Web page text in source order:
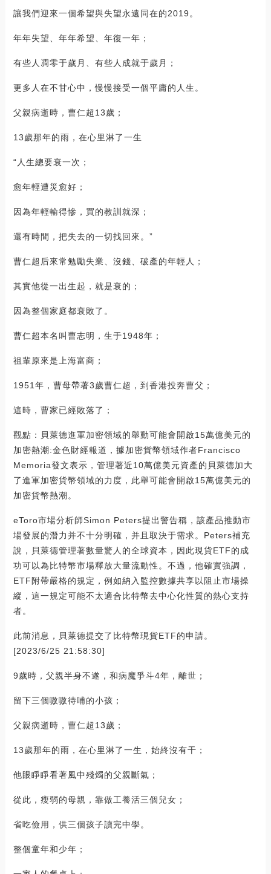
讓我們迎來一個希望與失望永遠同在的2019。
年年失望、年年希望、年復一年；
有些人凋零于歲月、有些人成就于歲月；
更多人在不甘心中，慢慢接受一個平庸的人生。
父親病逝時，曹仁超13歲；
13歲那年的雨，在心里淋了一生
“人生總要衰一次；
愈年輕遭災愈好；
因為年輕輸得慘，買的教訓就深；
還有時間，把失去的一切找回來。”
曹仁超后來常勉勵失業、沒錢、破產的年輕人；
其實他從一出生起，就是衰的；
因為整個家庭都衰敗了。
曹仁超本名叫曹志明，生于1948年；
祖輩原來是上海富商；
1951年，曹母帶著3歲曹仁超，到香港投奔曹父；
這時，曹家已經敗落了；
觀點：貝萊德進軍加密領域的舉動可能會開啟15萬億美元的
加密熱潮:金色財經報道，據加密貨幣領域作者Francisco
Memoria發文表示，管理著近10萬億美元資產的貝萊德加大
了進軍加密貨幣領域的力度，此舉可能會開啟15萬億美元的
加密貨幣熱潮。
eToro市場分析師Simon Peters提出警告稱，該產品推動市
場發展的潛力并不十分明確，并且取決于需求。Peters補充
說，貝萊德管理著數量驚人的全球資本，因此現貨ETF的成
功可以為比特幣市場釋放大量流動性。不過，他確實強調，
ETF附帶嚴格的規定，例如納入監控數據共享以阻止市場操
縱，這一規定可能不太適合比特幣去中心化性質的熱心支持
者。
此前消息，貝萊德提交了比特幣現貨ETF的申請。
[2023/6/25 21:58:30]
9歲時，父親半身不遂，和病魔爭斗4年，離世；
留下三個嗷嗷待哺的小孩；
父親病逝時，曹仁超13歲；
13歲那年的雨，在心里淋了一生，始終沒有干；
他眼睜睜看著風中殘燭的父親斷氣；
從此，瘦弱的母親，靠做工養活三個兒女；
省吃儉用，供三個孩子讀完中學。
整個童年和少年；